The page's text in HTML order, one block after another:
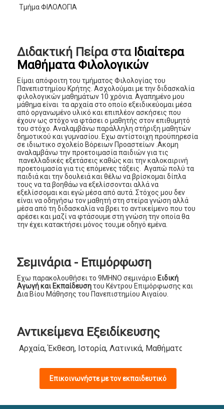
Τμήμα ΦΙΛΟΛΟΓΙΑ
Διδακτική Πείρα στα Ιδιαίτερα
Μαθήματα Φιλολογικών
Είμαι απόφοιτη του τμήματος Φιλολογίας του
Πανεπιστημίου Κρήτης. Ασχολούμαι με την διδασκαλία
φιλολογικών μαθημάτων 10 χρόνια. Αγαπημένο μου
μάθημα είναι τα αρχαία στο οποίο εξειδικεύομαι μέσα
από οργανωμένο υλικό και επιπλέον ασκήσεις που
έχουν ως στόχο να φτάσει ο μαθητής στον επιθυμητό
του στόχο. Αναλαμβάνω παράλληλη στήριξη μαθητών
δημοτικού και γυμνασίου. Εχω αντίστοιχη προϋπηρεσία
σε ιδιωτικο σχολείο Βόρειων Προαστείων .Ακομη
αναλαμβάνω την προετοιμασία παιδιών για τις
πανελλαδικές εξετάσεις καθώς και την καλοκαιρινή
προετοιμασία για τις επόμενες τάξεις. Αγαπώ πολύ τα
παιδιά και την δουλειά και θέλω να βρίσκομαι δίπλα
τους να τα βοηθάω να εξελίσσονται αλλά να
εξελίσσομαι και εγώ μέσα από αυτά. Στόχος μου δεν
είναι να οδηγήσω τον μαθητή στη στείρα γνώση αλλά
μέσα από τη διδασκαλία να βρει το αντικείμενο που του
αρέσει και μαζί να φτάσουμε στη γνώση την οποία θα
την έχει κατακτήσει μόνος του,με οδηγό εμένα.
Σεμινάρια - Επιμόρφωση
Εχω παρακολουθήσει το 9ΜΗΝΟ σεμινάριο Ειδική
Αγωγή και Εκπαίδευσητου Κέντρου Επιμόρφωσης και
Δια Βίου Μάθησης του Πανεπιστημίου Αιγαίου.
Αντικείμενα Εξειδίκευσης
Αρχαία, Έκθεση, Ιστορία, Λατινικά, Μαθήματα
Επικοινωνήστε με τον εκπαιδευτικό